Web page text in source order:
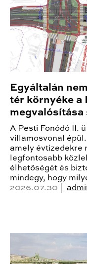
Egyáltalán
tér környéke a
megvalósítása
A Pesti Fonódó II.
villamosvonal
amely évtizedekre
legfontosabb
élhetőségét és
mindegy, hogy
2026.07.30 |